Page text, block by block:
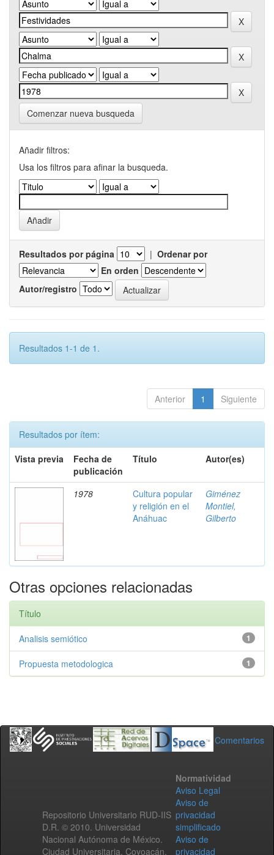
Comenzar nueva busqueda
Añadir filtros:
Usa los filtros para afinar la busqueda.
Resultados por página | Ordenar por
En orden
Autor/registro
Resultados 1-1 de 1.
Anterior 1 Siguiente
Resultados por ítem:
Vista previa
Fecha de
publicación
Título Autor(es)
1978
Cultura popular
y religión en el
Anáhuac
Giménez
Montiel,
Gilberto
Otras opciones relacionadas
Título
1
Analisis semiótico
1
Propuesta metodologica
Comentarios
Repositorio Universitario RUD-IIS
D.R. © 2010. Universidad
Nacional Autónoma de México.
Ciudad Universitaria, Coyoacán,
Normatividad
Aviso Legal
Aviso de
privacidad
simplificado
Aviso de
privacidad